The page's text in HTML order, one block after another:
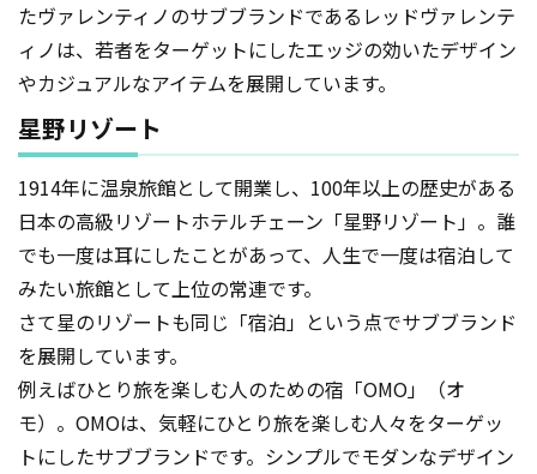
たヴァレンティノのサブブランドであるレッドヴァレンテ
ィノは、若者をターゲットにしたエッジの効いたデザイン
やカジュアルなアイテムを展開しています。
星野リゾート
1914年に温泉旅館として開業し、100年以上の歴史がある
日本の高級リゾートホテルチェーン「星野リゾート」。誰
でも一度は耳にしたことがあって、人生で一度は宿泊して
みたい旅館として上位の常連です。
さて星のリゾートも同じ「宿泊」という点でサブブランド
を展開しています。
例えばひとり旅を楽しむ人のための宿「OMO」（オ
モ）。OMOは、気軽にひとり旅を楽しむ人々をターゲッ
トにしたサブブランドです。シンプルでモダンなデザイン